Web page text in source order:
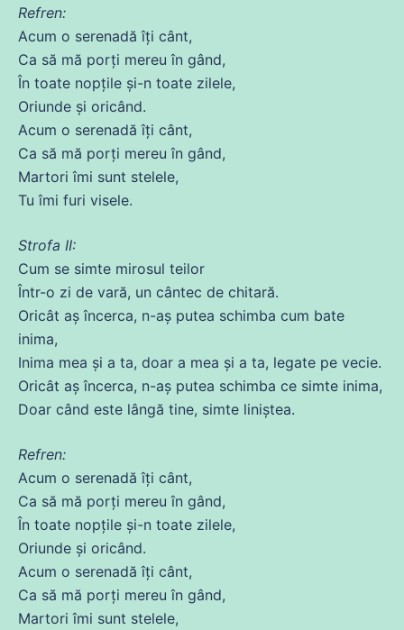
Refren:
Acum o serenadă îți cânt,
Ca să mă porți mereu în gând,
În toate nopțile și-n toate zilele,
Oriunde și oricând.
Acum o serenadă îți cânt,
Ca să mă porți mereu în gând,
Martori îmi sunt stelele,
Tu îmi furi visele.
Strofa II:
Cum se simte mirosul teilor
Într-o zi de vară, un cântec de chitară.
Oricât aș încerca, n-aș putea schimba cum bate
inima,
Inima mea și a ta, doar a mea și a ta, legate pe vecie.
Oricât aș încerca, n-aș putea schimba ce simte inima,
Doar când este lângă tine, simte liniștea.
Refren:
Acum o serenadă îți cânt,
Ca să mă porți mereu în gând,
În toate nopțile și-n toate zilele,
Oriunde și oricând.
Acum o serenadă îți cânt,
Ca să mă porți mereu în gând,
Martori îmi sunt stelele,